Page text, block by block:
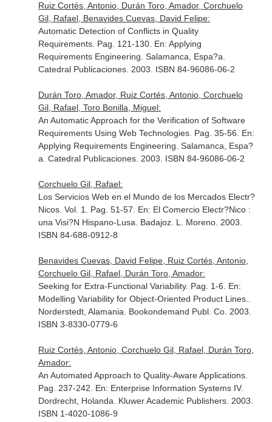
Ruiz Cortés, Antonio, Durán Toro, Amador, Corchuelo
Gil, Rafael, Benavides Cuevas, David Felipe:
Automatic Detection of Conflicts in Quality
Requirements. Pag. 121-130. En: Applying
Requirements Engineering . Salamanca, Espa?a.
Catedral Publicaciones. 2003. ISBN 84-96086-06-2
Durán Toro, Amador, Ruiz Cortés, Antonio, Corchuelo
Gil, Rafael, Toro Bonilla, Miguel:
An Automatic Approach for the Verification of Software
Requirements Using Web Technologies. Pag. 35-56. En:
Applying Requirements Engineering . Salamanca, Espa?
a. Catedral Publicaciones. 2003. ISBN 84-96086-06-2
Corchuelo Gil, Rafael:
Los Servicios Web en el Mundo de los Mercados Electr?
Nicos. Vol. 1. Pag. 51-57. En: El Comercio Electr?Nico :
una Visi?N Hispano-Lusa . Badajoz. L. Moreno. 2003.
ISBN 84-688-0912-8
Benavides Cuevas, David Felipe, Ruiz Cortés, Antonio,
Corchuelo Gil, Rafael, Durán Toro, Amador:
Seeking for Extra-Functional Variability. Pag. 1-6. En:
Modelling Variability for Object-Oriented Product Lines.
Norderstedt, Alamania. Bookondemand Publ. Co. 2003.
ISBN 3-8330-0779-6
Ruiz Cortés, Antonio, Corchuelo Gil, Rafael, Durán Toro,
Amador:
An Automated Approach to Quality-Aware Applications.
Pag. 237-242. En: Enterprise Information Systems IV.
Dordrecht, Holanda. Kluwer Academic Publishers. 2003.
ISBN 1-4020-1086-9